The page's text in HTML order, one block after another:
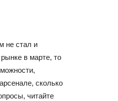
не стал и
в марте, то
сколько
читайте